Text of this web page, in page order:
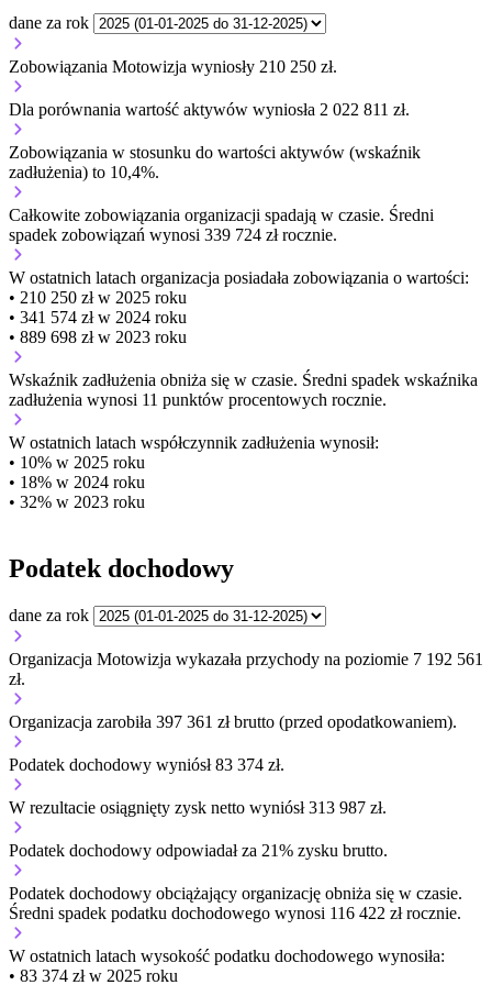
dane za rok
Zobowiązania Motowizja wyniosły 210 250 zł.
Dla porównania wartość aktywów wyniosła 2 022 811 zł.
Zobowiązania w stosunku do wartości aktywów (wskaźnik
zadłużenia) to 10,4%.
Całkowite zobowiązania organizacji spadają w czasie. Średni
spadek zobowiązań wynosi 339 724 zł rocznie.
W ostatnich latach organizacja posiadała zobowiązania o wartości:
• 210 250 zł w 2025 roku
• 341 574 zł w 2024 roku
• 889 698 zł w 2023 roku
Wskaźnik zadłużenia obniża się w czasie. Średni spadek wskaźnika
zadłużenia wynosi 11 punktów procentowych rocznie.
W ostatnich latach współczynnik zadłużenia wynosił:
• 10% w 2025 roku
• 18% w 2024 roku
• 32% w 2023 roku
Podatek dochodowy
dane za rok
Organizacja Motowizja wykazała przychody na poziomie 7 192 561
zł.
Organizacja zarobiła 397 361 zł brutto (przed opodatkowaniem).
Podatek dochodowy wyniósł 83 374 zł.
W rezultacie osiągnięty zysk netto wyniósł 313 987 zł.
Podatek dochodowy odpowiadał za 21% zysku brutto.
Podatek dochodowy obciążający organizację obniża się w czasie.
Średni spadek podatku dochodowego wynosi 116 422 zł rocznie.
W ostatnich latach wysokość podatku dochodowego wynosiła:
• 83 374 zł w 2025 roku